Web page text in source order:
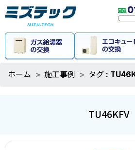
ホーム 施工事例 タグ :
TU46KFV